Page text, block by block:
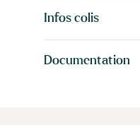
Infos colis
Documentation